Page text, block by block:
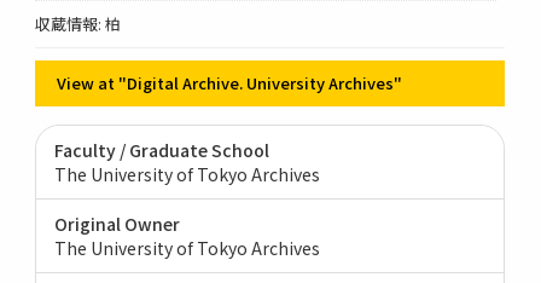
収蔵情報: 柏
View at "Digital Archive. University Archives"
Faculty / Graduate School
The University of Tokyo Archives
Original Owner
The University of Tokyo Archives